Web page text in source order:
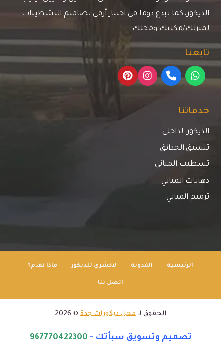
الديكور، كما نبدع دوما في اختيار أرقى تصاميم التشطيبات
لمنزلك/مكتبك ومحلك.
تابعنا
خدماتنا
الديكور الداخلي
تنسيق الحدائق
تشطيب المباني
دهانات المباني
ترميم المباني
الرئيسية المدونة لاكشري للديكور ماذا نقدم؟
اتصل بنا
الحقوق لـ محل ديكورات جدة © 2026
تصميم وتسويق سبأتك-
967770422300